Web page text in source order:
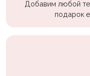
Добавим любой
подарок